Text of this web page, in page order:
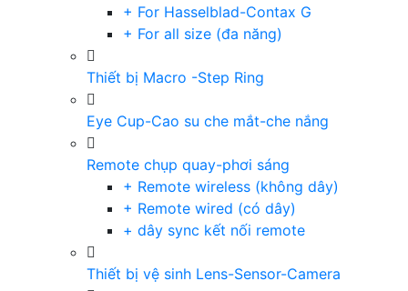
+ For Hasselblad-Contax G
+ For all size (đa năng)
Thiết bị Macro -Step Ring
Eye Cup-Cao su che mắt-che nắng
Remote chụp quay-phơi sáng
+ Remote wireless (không dây)
+ Remote wired (có dây)
+ dây sync kết nối remote
Thiết bị vệ sinh Lens-Sensor-Camera